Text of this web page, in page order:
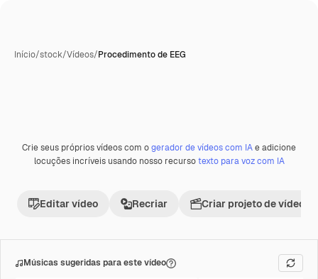
Início/stock/Vídeos/Procedimento de EEG
Crie seus próprios vídeos com ogerador de vídeos com IAe adicione
locuções incríveis usando nosso recursotexto para voz com IA
Editar vídeo Recriar Criar projeto de vídeo
Músicas sugeridas para este vídeo